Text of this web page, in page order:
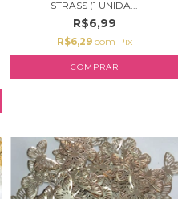
STRASS (1 UNIDA...
R$6,99
R$6,29 com Pix
COMPRAR